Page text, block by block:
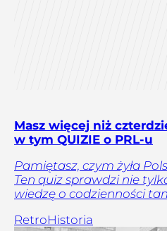
Masz więcej niż
w tym QUIZIE o PRL-u
Pamiętasz, czym żyła
Ten quiz sprawdzi nie
wiedzę o codzienności
RetroHistoria